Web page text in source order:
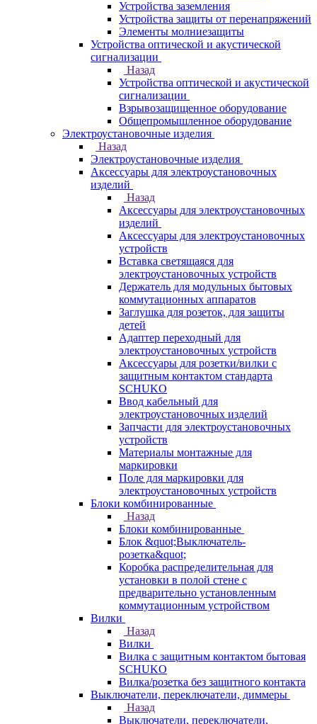
Устройства заземления
Устройства защиты от перенапряжений
Элементы молниезащиты
Устройства оптической и акустической
сигнализации
Назад
Устройства оптической и акустической
сигнализации
Взрывозащищенное оборудование
Общепромышленное оборудование
Электроустановочные изделия
Назад
Электроустановочные изделия
Аксессуары для электроустановочных
изделий
Назад
Аксессуары для электроустановочных
изделий
Аксессуары для электроустановочных
устройств
Вставка светящаяся для
электроустановочных устройств
Держатель для модульных бытовых
коммутационных аппаратов
Заглушка для розеток, для защиты
детей
Адаптер переходный для
электроустановочных устройств
Аксессуары для розетки/вилки с
защитным контактом стандарта
SCHUKO
Ввод кабельный для
электроустановочных изделий
Запчасти для электроустановочных
устройств
Материалы монтажные для
маркировки
Поле для маркировки для
электроустановочных устройств
Блоки комбинированные
Назад
Блоки комбинированные
Блок &quot;Выключатель-
розетка&quot;
Коробка распределительная для
установки в полой стене с
предварительно установленным
коммутационным устройством
Вилки
Назад
Вилки
Вилка с защитным контактом бытовая
SCHUKO
Вилка/розетка без защитного контакта
Выключатели, переключатели, диммеры
Назад
Выключатели, переключатели,